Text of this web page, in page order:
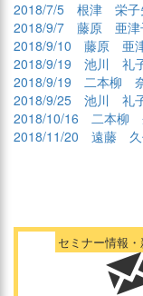
2018/7/5 根津 栄子
2018/9/7 藤原 亜津
2018/9/10 藤原 亜
2018/9/19 池川 礼
2018/9/19 二本柳
2018/9/25 池川 礼
2018/10/16 二本柳
2018/11/20 遠藤 久
セミナー情報